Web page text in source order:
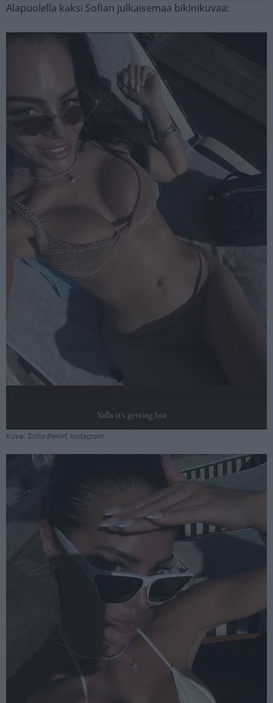
Alapuolella kaksi Sofian julkaisemaa bikinikuvaa:
Kuva: Sofia Belórf, Instagram